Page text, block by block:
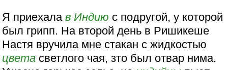
Я приехалав Индию с подругой, у которой
был грипп. На второй день в Ришикеше
Настя вручила мне стакан с жидкостью
цвета светлого чая, зто был отвар нима.